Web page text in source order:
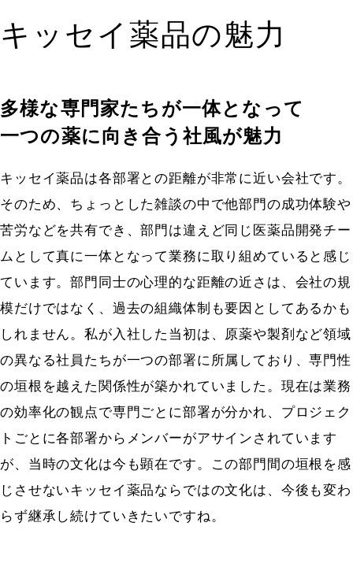
キッセイ薬品の魅力
多様な専門家たちが一体となって
一つの薬に向き合う社風が魅力
キッセイ薬品は各部署との距離が非常に近い会社です。
そのため、ちょっとした雑談の中で他部門の成功体験や
苦労などを共有でき、部門は違えど同じ医薬品開発チー
ムとして真に一体となって業務に取り組めていると感じ
ています。部門同士の心理的な距離の近さは、会社の規
模だけではなく、過去の組織体制も要因としてあるかも
しれません。私が入社した当初は、原薬や製剤など領域
の異なる社員たちが一つの部署に所属しており、専門性
の垣根を越えた関係性が築かれていました。現在は業務
の効率化の観点で専門ごとに部署が分かれ、プロジェク
トごとに各部署からメンバーがアサインされています
が、当時の文化は今も顕在です。この部門間の垣根を感
じさせないキッセイ薬品ならではの文化は、今後も変わ
らず継承し続けていきたいですね。